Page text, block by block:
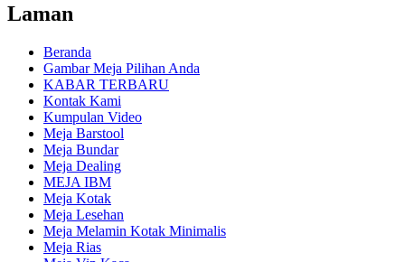
Laman
Beranda
Gambar Meja Pilihan Anda
KABAR TERBARU
Kontak Kami
Kumpulan Video
Meja Barstool
Meja Bundar
Meja Dealing
MEJA IBM
Meja Kotak
Meja Lesehan
Meja Melamin Kotak Minimalis
Meja Rias